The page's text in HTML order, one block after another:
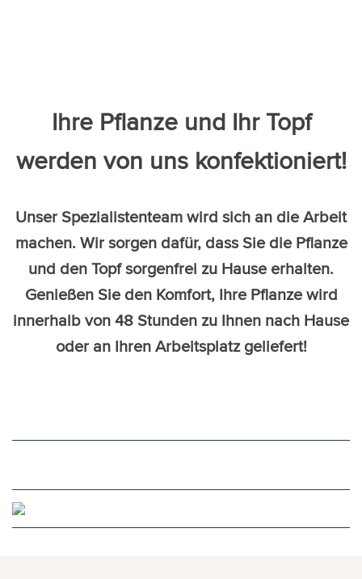
Ihre Pflanze und Ihr Topf
werden von uns konfektioniert!
Unser Spezialistenteam wird sich an die Arbeit
machen. Wir sorgen dafür, dass Sie die Pflanze
und den Topf sorgenfrei zu Hause erhalten.
Genießen Sie den Komfort, Ihre Pflanze wird
innerhalb von 48 Stunden zu Ihnen nach Hause
oder an Ihren Arbeitsplatz geliefert!